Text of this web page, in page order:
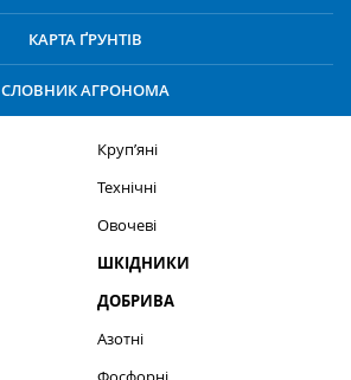
КАРТА ҐРУНТІВ
СЛОВНИК АГРОНОМА
Круп’яні
Технічні
Овочеві
ШКІДНИКИ
ДОБРИВА
Азотні